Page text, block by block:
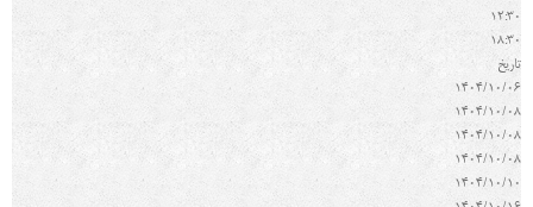
12:30
18:30
تاريخ
1404/10/06
1404/10/08
1404/10/08
1404/10/08
1404/10/10